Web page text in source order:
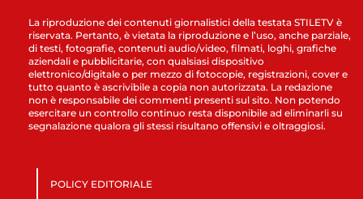
La riproduzione dei contenuti giornalistici della testata STILETV è
riservata. Pertanto, è vietata la riproduzione e l’uso, anche parziale,
di testi, fotografie, contenuti audio/video, filmati, loghi, grafiche
aziendali e pubblicitarie, con qualsiasi dispositivo
elettronico/digitale o per mezzo di fotocopie, registrazioni, cover e
tutto quanto è ascrivibile a copia non autorizzata. La redazione
non è responsabile dei commenti presenti sul sito. Non potendo
esercitare un controllo continuo resta disponibile ad eliminarli su
segnalazione qualora gli stessi risultano offensivi e oltraggiosi.
POLICY EDITORIALE